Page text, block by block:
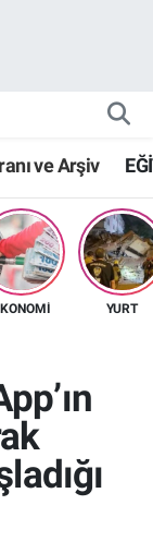
ve Arşiv
YURT